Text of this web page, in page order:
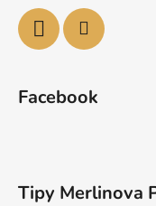
Facebook
Tipy Merlinova